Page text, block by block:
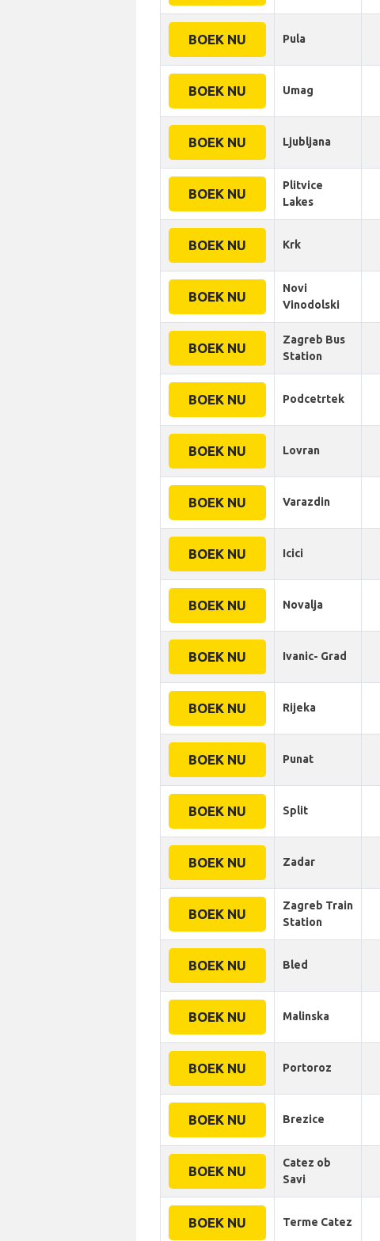
BOEK NU Pula
BOEK NU Umag
BOEK NU Ljubljana
BOEK NU
Plitvice
Lakes
BOEK NU Krk
BOEK NU
Novi
Vinodolski
BOEK NU
Zagreb Bus
Station
BOEK NU Podcetrtek
BOEK NU Lovran
BOEK NU Varazdin
BOEK NU Icici
BOEK NU Novalja
BOEK NU Ivanic- Grad
BOEK NU Rijeka
BOEK NU Punat
BOEK NU Split
BOEK NU Zadar
BOEK NU
Zagreb Train
Station
BOEK NU Bled
BOEK NU Malinska
BOEK NU Portoroz
BOEK NU Brezice
BOEK NU
Catez ob
Savi
BOEK NU Terme Catez